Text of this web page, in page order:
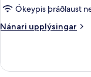
Ókeypis þráðlaust
Nánari upplýsingar
Nánari
herbergi